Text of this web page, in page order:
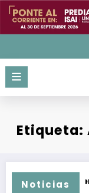
Saltar
contenido
Etiqueta:
Noticias
en
y dan prisión